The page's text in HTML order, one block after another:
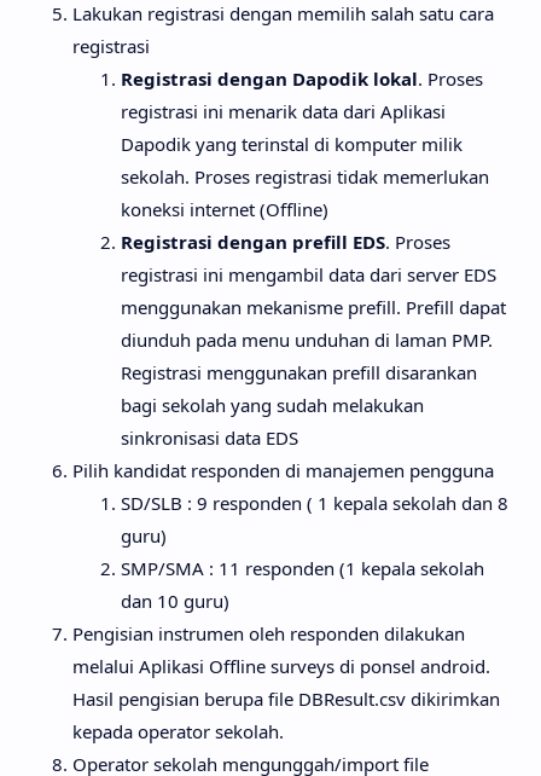
Lakukan registrasi dengan memilih salah satu cara
registrasi
Registrasi dengan Dapodik lokal. Proses
registrasi ini menarik data dari Aplikasi
Dapodik yang terinstal di komputer milik
sekolah. Proses registrasi tidak memerlukan
koneksi internet (Offline)
Registrasi dengan prefill EDS. Proses
registrasi ini mengambil data dari server EDS
menggunakan mekanisme prefill. Prefill dapat
diunduh pada menu unduhan di laman PMP.
Registrasi menggunakan prefill disarankan
bagi sekolah yang sudah melakukan
sinkronisasi data EDS
Pilih kandidat responden di manajemen pengguna
SD/SLB : 9 responden ( 1 kepala sekolah dan 8
guru)
SMP/SMA : 11 responden (1 kepala sekolah
dan 10 guru)
Pengisian instrumen oleh responden dilakukan
melalui Aplikasi Offline surveys di ponsel android.
Hasil pengisian berupa file DBResult.csv dikirimkan
kepada operator sekolah.
Operator sekolah mengunggah/import file